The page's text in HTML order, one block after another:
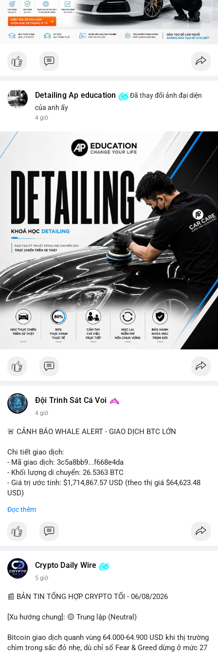
nhưng không đủ để khắc phục tâm lý sợ mạo. Người đầu tư
nên cẩn trọng, tập trung vào phân tích kỹ thuật và theo dõi các
thông tin chính từ các nguồn tin uy tín.
Detailing Ap education
Đã thay đổi ảnh đại diện
của anh ấy
4 giờ
Đội Trinh Sát Cá Voi
4 giờ
🚨 CẢNH BÁO WHALE ALERT - GIAO DỊCH BTC LỚN
Chi tiết giao dịch:
- Mã giao dịch: 3c5a8bb9...f668e4da
- Khối lượng di chuyển: 26.5363 BTC
- Giá trị ước tính: $1,714,867.57 USD (theo thị giá $64,623.48
USD)
Khối lượng 26.5363 BTC, tương đương 1.71 triệu USD, là mức
thời gian đêm muộn UTC cho thấy cá voi có thể đang tận dụng
thanh khoản yếu để dịch chuyển tài sản mà không gây trượt
năng cao là chuẩn bị cho một lệnh bán lớn, tạo áp lực giảm
không thuộc sàn, đây là hành động tích lũy dài hạn, củng cố
theo từ cùng địa chỉ nguồn để xác nhận xu hướng.
Đọc thêm
Crypto Daily Wire
5 giờ
📰 BẢN TIN TỔNG HỢP CRYPTO TỐI - 06/08/2026
[Xu hướng chung]: 🟡 Trung lập (Neutral)
Bitcoin giao dịch quanh vùng 64.000-64.900 USD khi thị trường
chìm trong sắc đỏ nhẹ, dù chỉ số Fear & Greed dừng ở mức 27